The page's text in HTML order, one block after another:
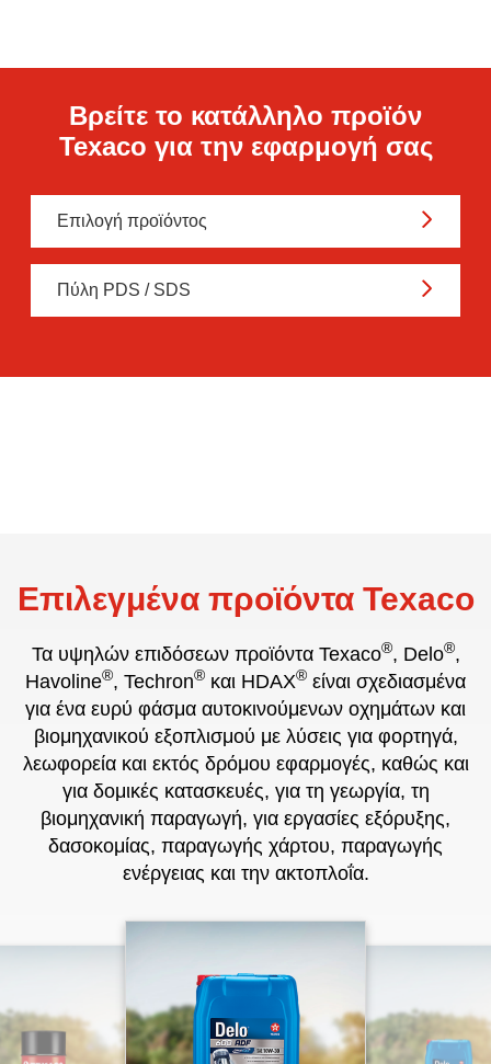
Βρείτε το κατάλληλο προϊόν
Επιλογή προϊόντος
Πύλη PDS / SDS
Επιλεγμένα προϊόντα Texaco
Τα υψηλών επιδόσεων προϊόντα Texaco®, Delo®,
Havoline® , Techron®και HDAX ®είναι σχεδιασμένα
για ένα ευρύ φάσμα αυτοκινούμενων οχημάτων και
βιομηχανικού εξοπλισμού με λύσεις για φορτηγά,
λεωφορεία και εκτός δρόμου εφαρμογές, καθώς και
για δομικές κατασκευές, για τη γεωργία, τη
βιομηχανική παραγωγή, για εργασίες εξόρυξης,
δασοκομίας, παραγωγής χάρτου, παραγωγής